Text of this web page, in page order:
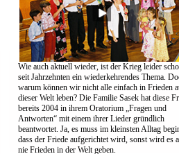
Wie auch aktuell wieder, ist der Krieg leider
seit Jahrzehnten ein wiederkehrendes Thema.
warum können wir nicht alle einfach in Frieden
dieser Welt leben? Die Familie Sasek hat diese
bereits 2004 in ihrem Oratorium „Fragen und
Antworten“ mit einem ihrer Lieder gründlich
beantwortet. Ja, es muss im kleinsten Alltag
dass der Friede aufgerichtet wird, sonst wird es
nie Frieden in der Welt geben.